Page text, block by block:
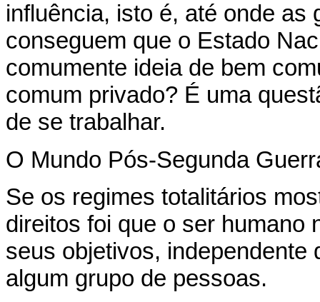
influência, isto é, até onde as
conseguem que o Estado
comumente ideia de bem
comum privado? É uma
de se trabalhar.
O Mundo Pós-Segunda
Se os regimes totalitários
direitos foi que o ser humano
seus objetivos, independente
algum grupo de pessoas.